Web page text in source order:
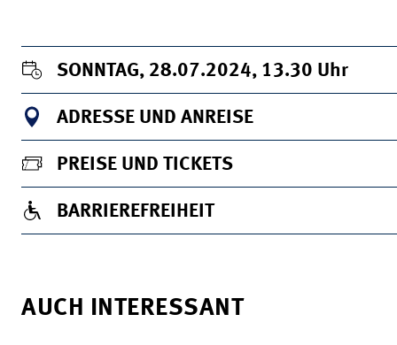
SONNTAG, 28.07.2024, 13.30 Uhr
ADRESSE UND ANREISE
PREISE UND TICKETS
BARRIEREFREIHEIT
AUCH INTERESSANT